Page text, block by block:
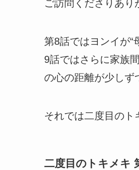
ご訪問くださりあり
第8話ではヨンイが“
9話ではさらに家族
の心の距離が少しず
それでは二度目のト
二度目のトキメキ